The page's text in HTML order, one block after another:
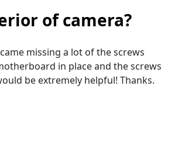
of camera?
missing a lot of the screws
in place and the screws
be extremely helpful! Thanks.